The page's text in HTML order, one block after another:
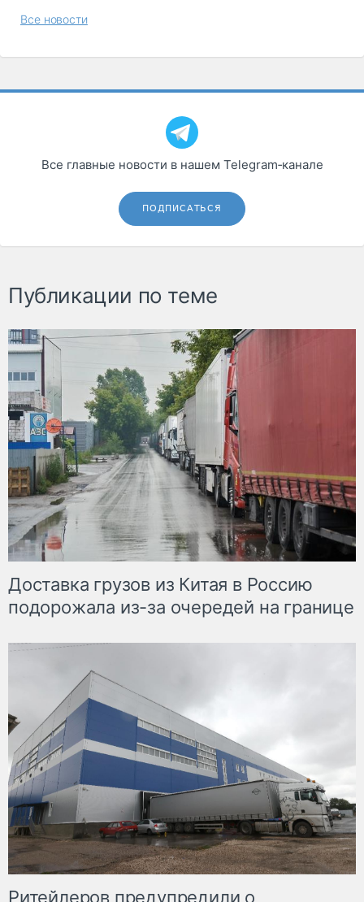
Все новости
Все главные новости в нашем Telegram‑канале
ПОДПИСАТЬСЯ
Публикации по теме
Доставка грузов из Китая в Россию
подорожала из-за очередей на границе
Ритейлеров предупредили о